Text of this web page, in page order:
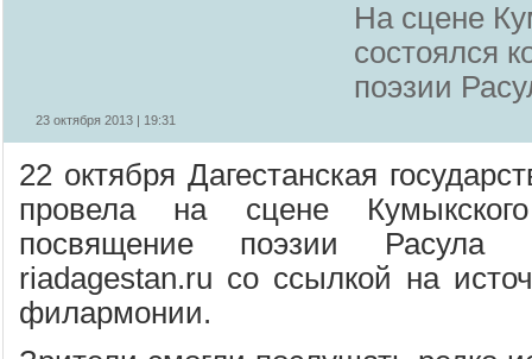
На сцене
состоялся
поэзии
23 октября 2013 | 19:31
22 октября Дагестанская
провела на сцене
посвящение поэзии Расула
riadagestan.ru со ссылкой на
филармонии.